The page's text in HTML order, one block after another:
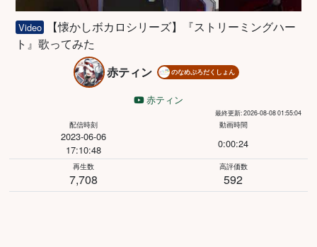
Video
【懐かしボカロシリーズ】『ストリーミングハー
ト』歌ってみた
赤ティン
のなめぷろだくしょん
赤ティン
最終更新: 2026-08-08 01:55:04
配信時刻
2023-06-06
17:10:48
動画時間
0:00:24
再生数
7,708
高評価数
592